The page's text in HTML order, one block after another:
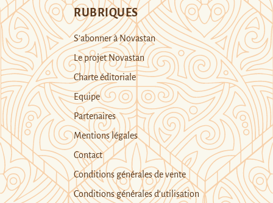
RUBRIQUES
S’abonner à Novastan
Le projet Novastan
Charte éditoriale
Equipe
Partenaires
Mentions légales
Contact
Conditions générales de vente
Conditions générales d’utilisation